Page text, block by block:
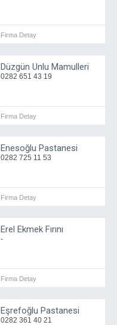
Firma Detay
Düzgün Unlu Mamulleri
0282 651 43 19
Firma Detay
Enesoğlu Pastanesi
0282 725 11 53
Firma Detay
Erel Ekmek Fırını
-
Firma Detay
Eşrefoğlu Pastanesi
0282 361 40 21